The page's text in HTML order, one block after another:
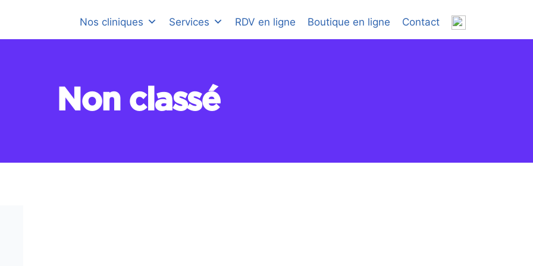
Nos cliniques Services RDV en ligne Boutique en ligne Contact
Non classé